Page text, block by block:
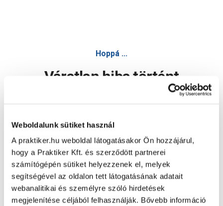
Weboldalunk sütiket használ
A praktiker.hu weboldal látogatásakor Ön hozzájárul,
hogy a Praktiker Kft. és szerződött partnerei
számítógépén sütiket helyezzenek el, melyek
segítségével az oldalon tett látogatásának adatait
webanalitikai és személyre szóló hirdetések
megjelenítése céljából felhasználják. Bővebb információ
Hoppá ...
Váratlan hiba történt
Oldal újratöltése